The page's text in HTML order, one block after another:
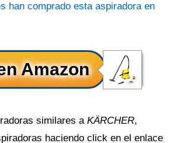
han comprado esta aspiradora en
similares a KÄRCHER,
haciendo click en el enlace